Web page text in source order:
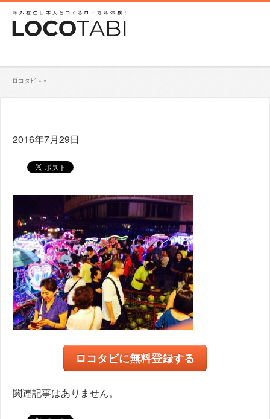
ロコタビ » »
2016年7月29日
ロコタビに無料登録する
関連記事はありません。